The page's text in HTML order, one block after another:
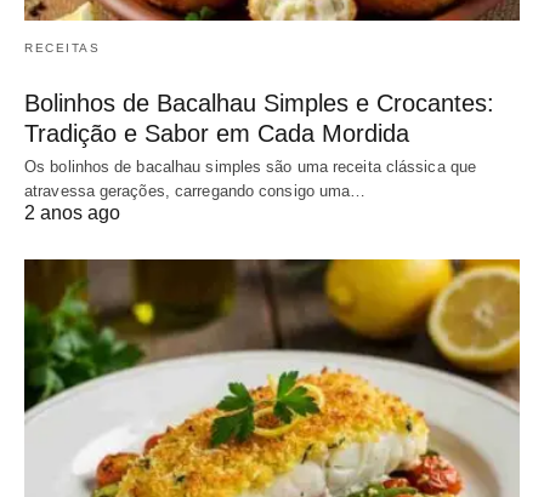
RECEITAS
Bolinhos de Bacalhau Simples e Crocantes:
Tradição e Sabor em Cada Mordida
Os bolinhos de bacalhau simples são uma receita clássica que
atravessa gerações, carregando consigo uma…
2 anos ago